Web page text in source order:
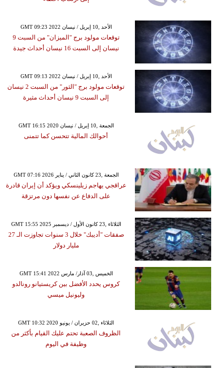
GMT 09:23 2022 الأحد ,10 إبريل / نيسان
توقعات مولود برج "الميزان" من السبت 9
نيسان إلى السبت 16 نيسان أحداث جيدة
GMT 09:13 2022 الأحد ,10 إبريل / نيسان
توقعات مولود برج "الثور" من السبت 2 نيسان
إلى السبت 9 نيسان أحداث مثيرة
GMT 16:15 2020 الجمعة ,10 إبريل / نيسان
أحوالك المالية تتحسن كما تتمنى
GMT 07:16 2026 الجمعة ,23 كانون الثاني / يناير
عراقجي يهاجم زيلينسكي ويؤكد أن إيران قادرة
على الدفاع عن نفسها دون مرتزقة
GMT 15:55 2025 الثلاثاء ,23 كانون الأول / ديسمبر
صفقات "أديبك" خلال 3 سنوات تجاوزت الـ 27
مليار دولار
GMT 15:41 2022 الخميس ,03 آذار/ مارس
كروس يحدد الأفضل بين كريستيانو رونالدو
وليونيل ميسي
GMT 10:32 2020 الثلاثاء ,02 حزيران / يونيو
الظروف الصعبة تحتم عليك القيام بأكثر من
وظيفة في اليوم